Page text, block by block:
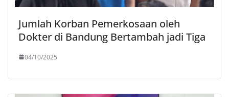
Jumlah Korban Pemerkosaan oleh
Dokter di Bandung Bertambah jadi Tiga
04/10/2025